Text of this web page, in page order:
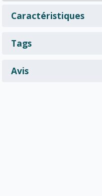
Caractéristiques
Tags
Avis